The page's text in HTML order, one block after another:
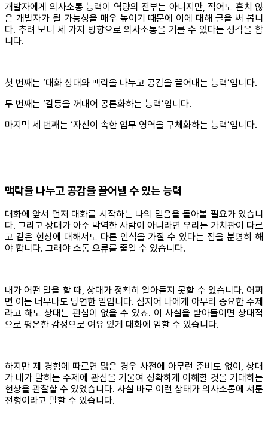
개발자에게 의사소통 능력이 역량의 전부는 아니지만, 적어도 흔치 않
은 개발자가 될 가능성을 매우 높이기 때문에 이에 대해 글을 써 봅니
다. 추려 보니 세 가지 방향으로 의사소통을 기를 수 있다는 생각을 합
니다.
첫 번째는 ‘대화 상대와 맥락을 나누고 공감을 끌어내는 능력’입니다.
두 번째는 ‘갈등을 꺼내어 공론화하는 능력’입니다.
마지막 세 번째는 ‘자신이 속한 업무 영역을 구체화하는 능력’입니다.
맥락을 나누고 공감을 끌어낼 수 있는 능력
대화에 앞서 먼저 대화를 시작하는 나의 믿음을 돌아볼 필요가 있습니
다. 그리고 상대가 아주 막역한 사람이 아니라면 우리는 가치관이 다르
고 같은 현상에 대해서도 다른 인식을 가질 수 있다는 점을 분명히 해
야 합니다. 그래야 소통 오류를 줄일 수 있습니다.
내가 어떤 말을 할 때, 상대가 정확히 알아듣지 못할 수 있습니다. 어쩌
면 이는 너무나도 당연한 일입니다. 심지어 나에게 아무리 중요한 주제
라고 해도 상대는 관심이 없을 수 있죠. 이 사실을 받아들이면 상대적
으로 평온한 감정으로 여유 있게 대화에 임할 수 있습니다.
하지만 제 경험에 따르면 많은 경우 사전에 아무런 준비도 없이, 상대
가 내가 말하는 주제에 관심을 기울여 정확하게 이해할 것을 기대하는
현상을 관찰할 수 있었습니다. 사실 바로 이런 상태가 의사소통에 서툰
전형이라고 말할 수 있습니다.